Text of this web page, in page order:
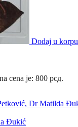
Dodaj u korpu
cena je: 800 рсд.
Đukić